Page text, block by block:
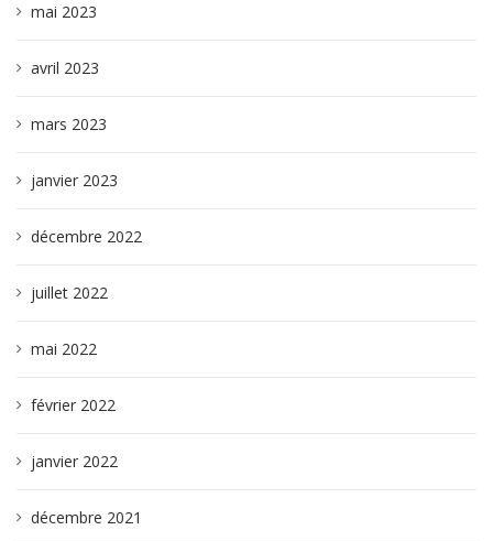
mai 2023
avril 2023
mars 2023
janvier 2023
décembre 2022
juillet 2022
mai 2022
février 2022
janvier 2022
décembre 2021